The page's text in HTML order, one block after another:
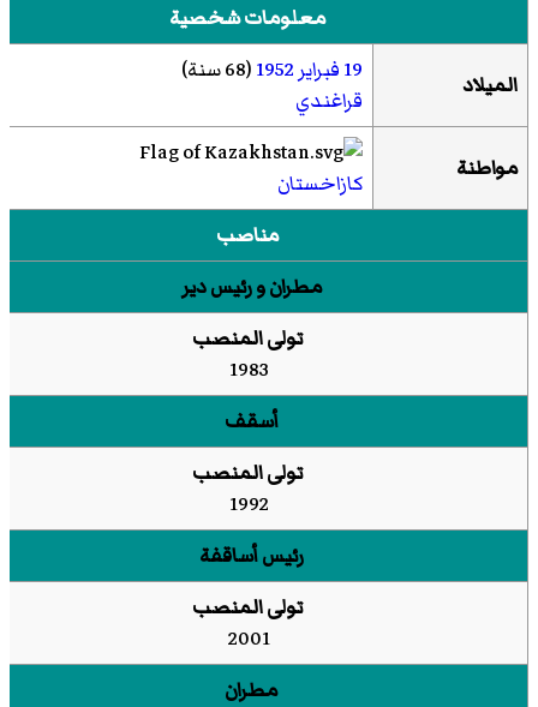
معلومات شخصية
الميلاد 19 فبراير 1952(68 سنة)
قراغندي
مواطنة
كازاخستان
مناصب
مطران و رئيس دير
تولى المنصب
1983
أسقف
تولى المنصب
1992
رئيس أساقفة
تولى المنصب
2001
مطران